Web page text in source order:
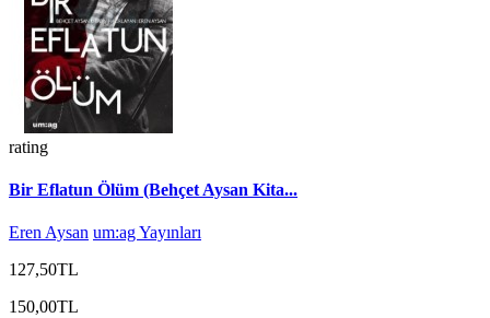
rating
Bir Eflatun Ölüm (Behçet Aysan Kita...
Eren Aysan um:ag Yayınları
127,50TL
150,00TL